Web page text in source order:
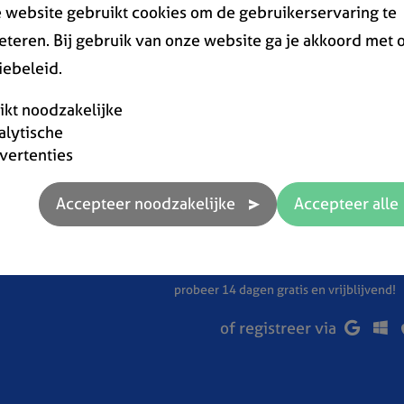
software gratis uit
probeer 14 dagen gratis en vrijblijvend!
of registreer via
website gebruikt cookies om de gebruikerservaring te
Bij gebruik van onze website ga je akkoord met
noodzakelijke